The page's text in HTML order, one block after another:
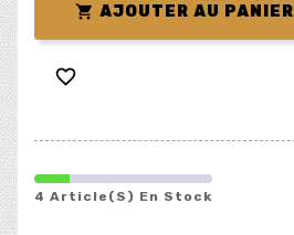
 AJOUTER AU PANIER

4 Article(s) En Stock